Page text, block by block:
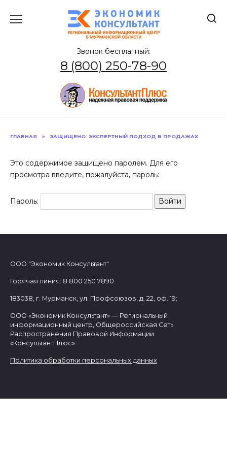
содержанию
Звонок бесплатный:
8 (800) 250-78-90
ГЛАВНАЯ » ЗАЩИЩЕНО: ЭКСПЕРТНЫЙ ПОДХОД В ПРОДАЖАХ
Это содержимое защищено паролем. Для его
просмотра введите, пожалуйста, пароль:
Пароль:
ООО "Экономик Консультант"
Горячая линия: 8 800 250 7890
183038, г. Мурманск, ул. Профсоюзов, д. 22, оф. 19;
ООО «Экономик Консультант» — Региональный
информационный центр, Общероссийская Сеть
Распространения Правовой Информации
«КонсультантПлюс»
Политика обработки персональных данных